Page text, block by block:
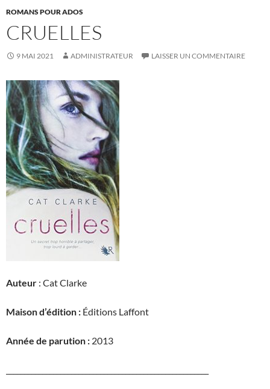
ROMANS POUR ADOS
CRUELLES
9 MAI 2021 ADMINISTRATEUR LAISSER UN COMMENTAIRE
Auteur : Cat Clarke
Maison d’édition : Éditions Laffont
Année de parution : 2013